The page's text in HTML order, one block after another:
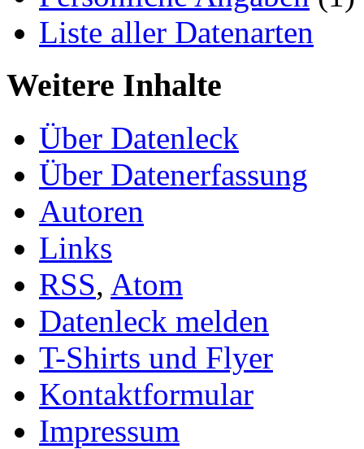
Liste aller Datenarten
Weitere Inhalte
Über Datenleck
Über Datenerfassung
Autoren
Links
RSS, Atom
Datenleck melden
T-Shirts und Flyer
Kontaktformular
Impressum